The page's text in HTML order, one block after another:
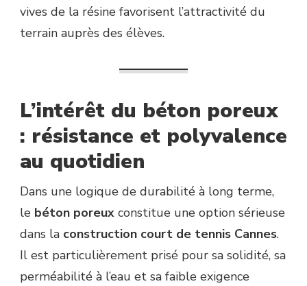
vives de la résine favorisent l’attractivité du
terrain auprès des élèves.
L’intérêt du béton poreux
: résistance et polyvalence
au quotidien
Dans une logique de durabilité à long terme,
le béton poreux constitue une option sérieuse
dans la construction court de tennis Cannes.
Il est particulièrement prisé pour sa solidité, sa
perméabilité à l’eau et sa faible exigence